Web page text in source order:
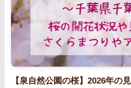
【泉自然公園の桜】2026年の